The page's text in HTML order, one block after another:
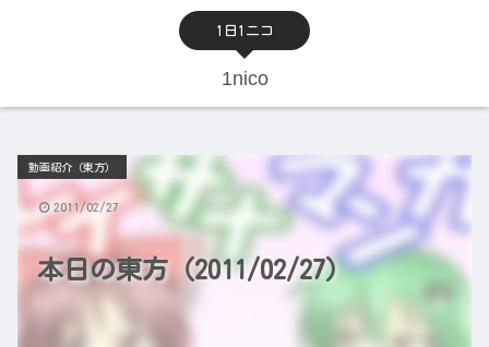
1日1ニコ
1nico
本日の東方（2011/02/27）
動画紹介（東方）
2011/02/27